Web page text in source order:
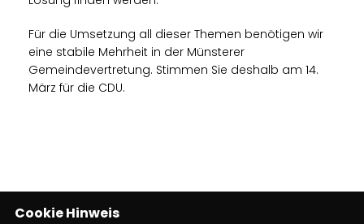
Für die Umsetzung all dieser Themen benötigen wir
eine stabile Mehrheit in der Münsterer
Gemeindevertretung. Stimmen Sie deshalb am 14.
März für die CDU.
Cookie Hinweis